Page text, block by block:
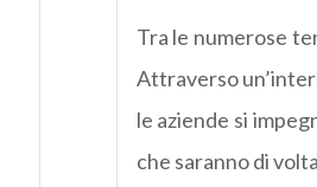
Tra le numerose
Attraverso
le aziende si
che saranno di